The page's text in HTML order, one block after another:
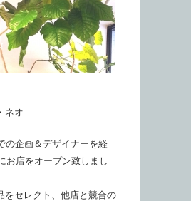
ネオ
の企画＆デザイナーを経
お店をオープン致しまし
をセレクト、他店と競合の